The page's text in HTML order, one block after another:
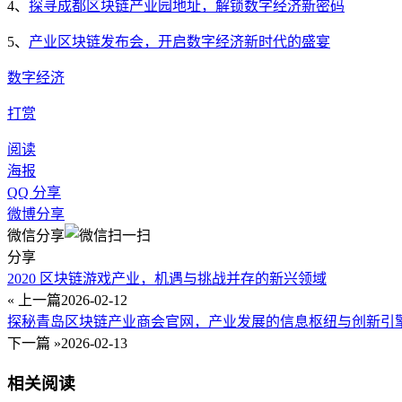
4、 探寻成都区块链产业园地址，解锁数字经济新密码
5、 产业区块链发布会，开启数字经济新时代的盛宴
数字经济
打赏
阅读
海报
QQ 分享
微博分享
微信分享
分享
2020 区块链游戏产业，机遇与挑战并存的新兴领域
« 上一篇2026-02-12
探秘青岛区块链产业商会官网，产业发展的信息枢纽与创新引
下一篇 »2026-02-13
相关阅读